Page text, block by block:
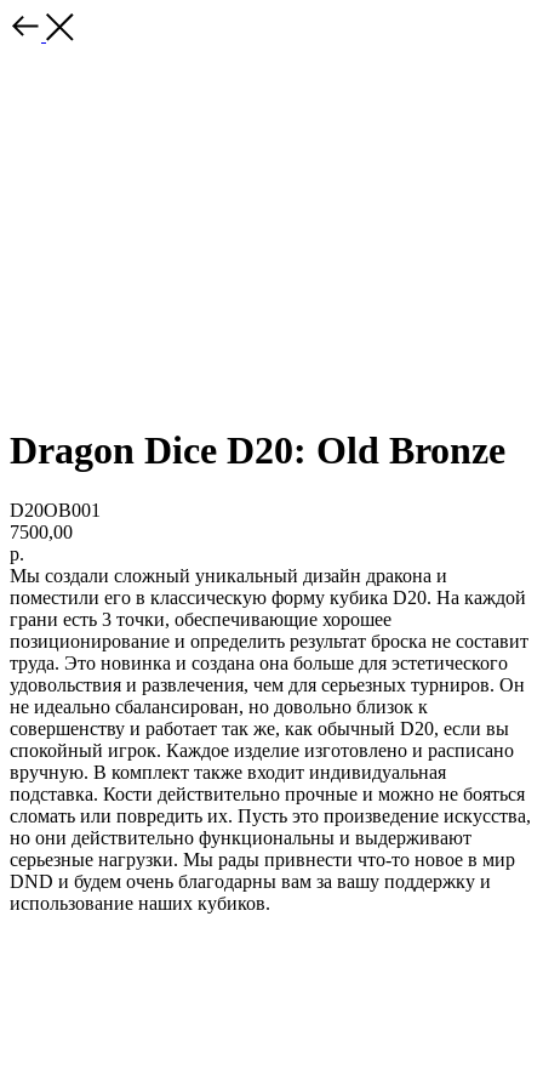
Dragon Dice D20: Old Bronze
D20OB001
7500,00
р.
Мы создали сложный уникальный дизайн дракона и
поместили его в классическую форму кубика D20. На каждой
грани есть 3 точки, обеспечивающие хорошее
позиционирование и определить результат броска не составит
труда. Это новинка и создана она больше для эстетического
удовольствия и развлечения, чем для серьезных турниров. Он
не идеально сбалансирован, но довольно близок к
совершенству и работает так же, как обычный D20, если вы
спокойный игрок. Каждое изделие изготовлено и расписано
вручную. В комплект также входит индивидуальная
подставка. Кости действительно прочные и можно не бояться
сломать или повредить их. Пусть это произведение искусства,
но они действительно функциональны и выдерживают
серьезные нагрузки. Мы рады привнести что-то новое в мир
DND и будем очень благодарны вам за вашу поддержку и
использование наших кубиков.